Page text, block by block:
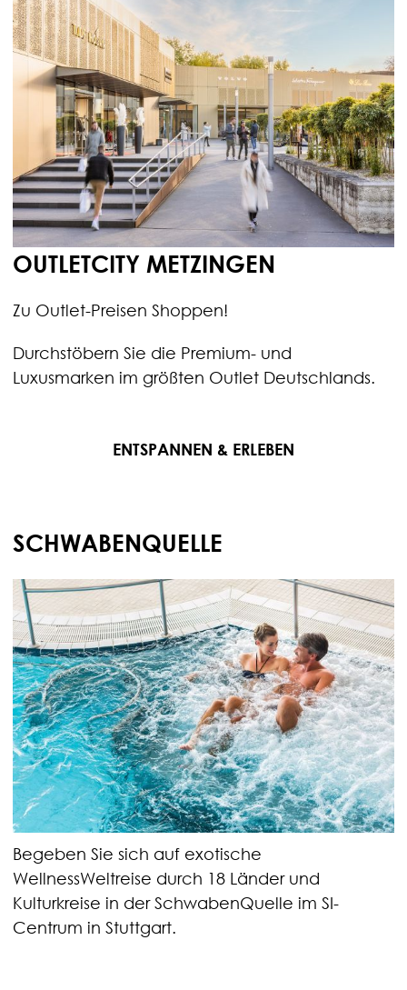
OUTLETCITY METZINGEN
Zu Outlet-Preisen Shoppen!
Durchstöbern Sie die Premium- und
Luxusmarken im größten Outlet Deutschlands.
ENTSPANNEN & ERLEBEN
SCHWABENQUELLE
Begeben Sie sich auf exotische
WellnessWeltreise durch 18 Länder und
Kulturkreise in der SchwabenQuelle im SI-
Centrum in Stuttgart.